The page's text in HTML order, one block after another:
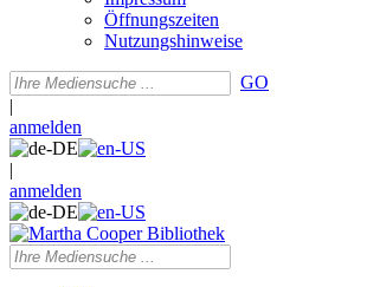
Öffnungszeiten
Nutzungshinweise
GO
|
anmelden
|
anmelden